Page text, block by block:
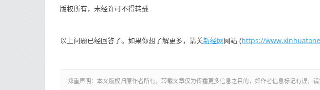
版权所有，未经许可不得转载
以上问题已经回答了。如果你想了解更多，请关新经网网站 (https://
郑重声明：本文版权归原作者所有，转载文章仅为传播更多信息之目的，如作者信息标记有误，请